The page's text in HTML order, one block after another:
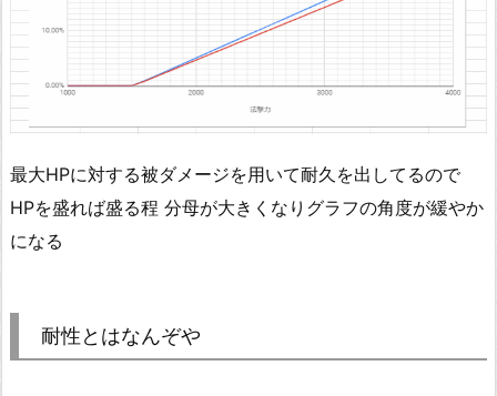
最大HPに対する被ダメージを用いて耐久を出してるので
HPを盛れば盛る程 分母が大きくなりグラフの角度が緩やか
になる
耐性とはなんぞや